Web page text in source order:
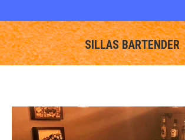
SILLAS BARTENDER
You are here: